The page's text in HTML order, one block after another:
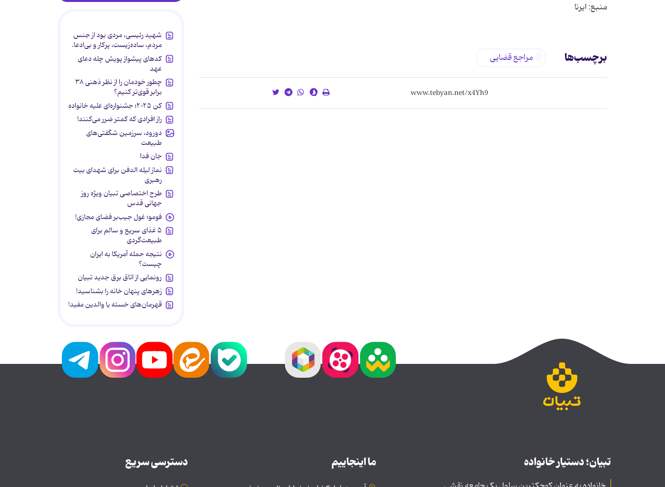
منبع: ایرنا
برچسب‌ها مراجع قضایی
شهید رئیسی، مردی بود از جنس
مردم، ساده‌زیست، پرکار و بی‌ادعا.
کدهای پیشواز پویش چله دعای
عهد
چطور خودمان را از نظر ذهنی ۳۸
برابر قوی‌تر کنیم؟
کن ۲۰۲۵؛ جشنواره‌ای علیه خانواده
راز افرادی که کمتر ضرر می‌کنند!
دورود، سرزمین شگفتی‌های
طبیعت
جان فدا
نماز لیله الدفن برای شهدای بیت
رهبری
طرح اختصاصی تبیان ویژه روز
جهانی قدس
فومو؛ غول جیب‌بر فضای مجازی!
۵ غذای سریع و سالم برای
طبیعت‌گردی
نتیجه حمله آمریکا به ایران
چیست؟
رونمایی از اتاق برق جدید تبیان
زهرهای پنهان خانه را بشناسید!
قهرمان‌های خسته یا والدین مفید!
تبیان؛ دستیار خانواده ما اینجاییم دسترسی سریع